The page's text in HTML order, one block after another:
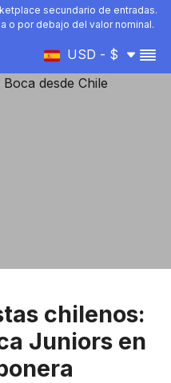
secundario de entradas.
o por debajo del valor nominal.
USD - $
chilenos:
Juniors en